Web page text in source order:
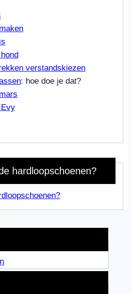
verstandskiezen
: hoe doe je dat?
hardloopschoenen?